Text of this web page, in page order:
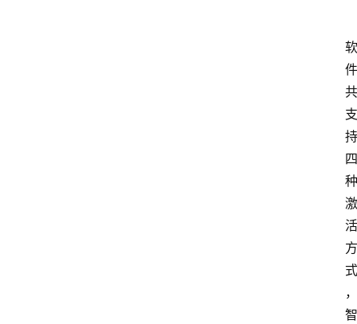
软
件
共
支
持
四
种
激
活
方
式
，
智